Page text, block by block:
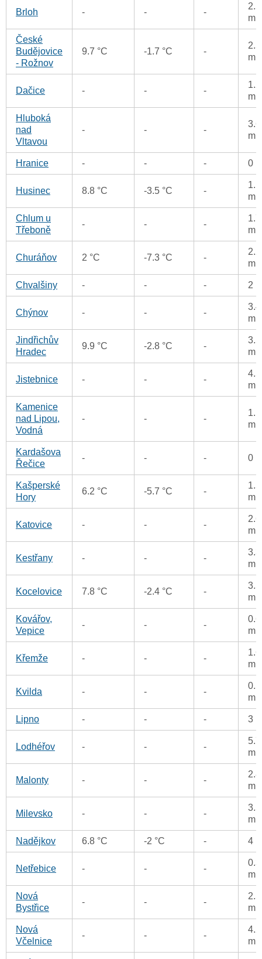
Brloh - - -
2.5
České
Budějovice
- Rožnov
9.7 °C -1.7 °C -
2.5
Dačice - - -
1.2
Hluboká
nad
Vltavou
- - -
3.6
Hranice - - - 0
Husinec 8.8 °C -3.5 °C -
1.1
Chlum u
Třeboně
- - -
1.7
Churáňov 2 °C -7.3 °C -
2.2
Chvalšiny - - - 2
Chýnov - - -
3.4
Jindřichův
Hradec
9.9 °C -2.8 °C -
3.5
Jistebnice - - -
4.5
Kamenice
nad Lipou,
Vodná
- - -
1.1
Kardašova
Řečice
- - - 0
Kašperské
Hory
6.2 °C -5.7 °C -
1.5
Katovice - - -
2.6
Kestřany - - -
3.3
Kocelovice 7.8 °C -2.4 °C -
3.5
Kovářov,
Vepice
- - -
0.6
Křemže - - -
1.6
Kvilda - - -
0.5
Lipno - - - 3
Lodhéřov - - -
5.7
Malonty - - -
2.8
Milevsko - - -
3.5
Nadějkov 6.8 °C -2 °C - 4
Netřebice - - -
0.3
Nová
Bystřice
- - -
2.5
Nová
Včelnice
- - -
4.2